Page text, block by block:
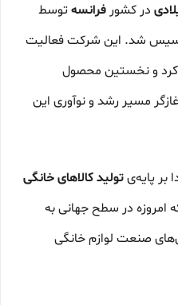
در کشور فرانسهتوسط
شد. این شرکت فعالیت
کرد و نخستین محصول
مسیر رشد و نوآوری این
تولید کالاهای خانگی
امروزه در سطح جهانی به
صنعت لوازم خانگی